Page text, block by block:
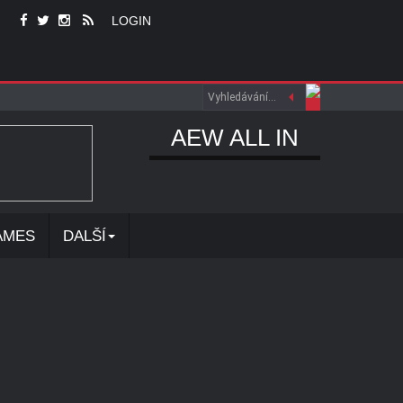
LOGIN
AEW ALL IN
DALŠÍ